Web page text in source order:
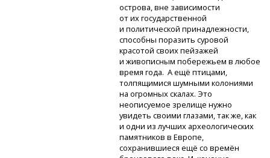
острова, вне зависимости
от их государственной
и политической принадлежности,
способны поразить суровой
красотой своих пейзажей
и живописным побережьем в любое
время года. А ещё птицами,
толпящимися шумными колониями
на огромных скалах. Это
неописуемое зрелище нужно
увидеть своими глазами, так же, как
и одни из лучших археологических
памятников в Европе,
сохранившиеся ещё со времён